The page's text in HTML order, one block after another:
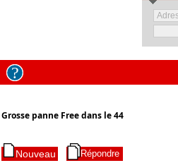
Grosse panne Free dans le 44